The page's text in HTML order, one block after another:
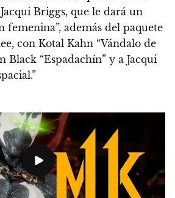
Briggs, que le dará un
femenina”, además del paquete
con Kotal Kahn “Vándalo de
Black “Espadachín” y a Jacqui